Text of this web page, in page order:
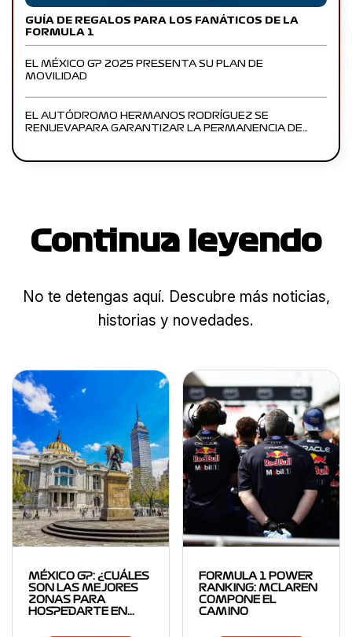
GUÍA DE REGALOS PARA LOS FANÁTICOS DE LA
FORMULA 1
EL MÉXICO GP 2025 PRESENTA SU PLAN DE
MOVILIDAD
EL AUTÓDROMO HERMANOS RODRÍGUEZ SE
RENUEVAPARA GARANTIZAR LA PERMANENCIA DE…
Continua leyendo
No te detengas aquí. Descubre más noticias,
historias y novedades.
MÉXICO GP: ¿CUÁLES
SON LAS MEJORES
ZONAS PARA
HOSPEDARTE EN…
FORMULA 1 POWER
RANKING: MCLAREN
COMPONE EL
CAMINO